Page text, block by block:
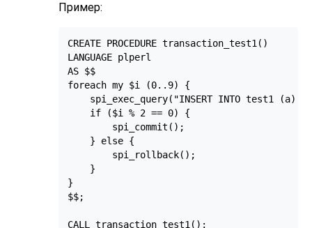
Пример:
CREATE PROCEDURE transaction_test1()
LANGUAGE plperl
AS $$
foreach my $i (0..9) {
spi_exec_query("INSERT INTO test1 (a)
    if ($i % 2 == 0) {
        spi_commit();
    } else {
        spi_rollback();
    }
}
$$;
CALL transaction_test1();